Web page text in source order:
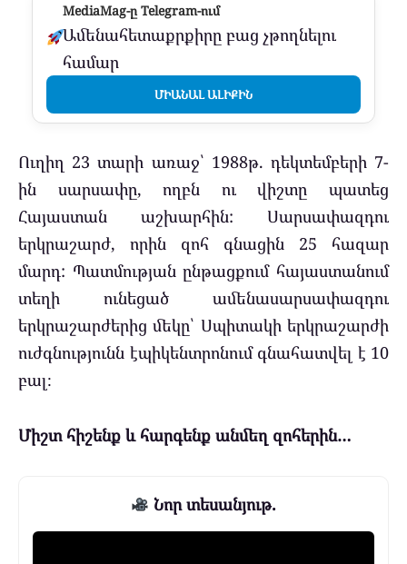
MediaMag-ը Telegram-ում
Ամենահետաքրքիրը բաց չթողնելու
համար
ՄԻԱՆԱԼ ԱԼԻՔԻՆ
Ուղիղ 23 տարի առաջ՝ 1988թ. դեկտեմբերի 7-
ին սարսափը, ողբն ու վիշտը պատեց
Հայաստան աշխարհին: Սարսափազդու
երկրաշարժ, որին զոհ գնացին 25 հազար
մարդ: Պատմության ընթացքում հայաստանում
տեղի ունեցած ամենասարսափազդու
երկրաշարժերից մեկը՝ Սպիտակի երկրաշարժի
ուժգնությունն էպիկենտրոնում գնահատվել է 10
բալ։
Միշտ հիշենք և հարգենք անմեղ զոհերին…
Նոր տեսանյութ.